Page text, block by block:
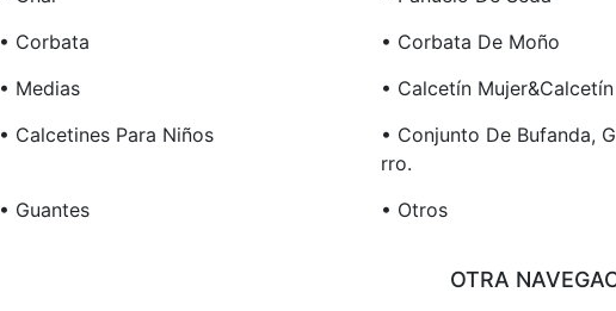
• Corbata
• Corbata De Moño
• Medias
• Calcetín
• Calcetines Para Niños
• Conjunto De Bufanda,
Rro.
• Guantes • Otros
OTRA